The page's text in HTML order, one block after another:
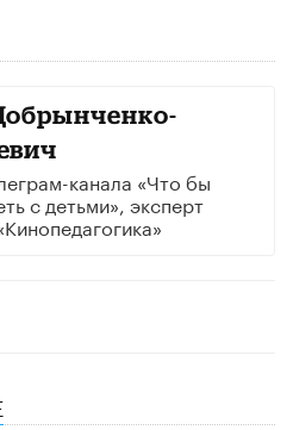
канала «Что бы
с детьми», эксперт